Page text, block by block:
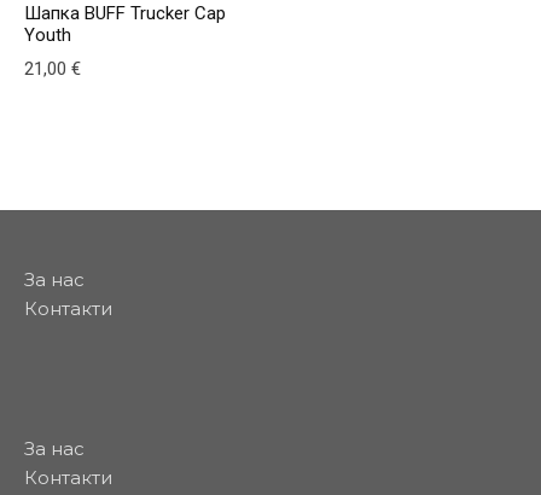
Шапка BUFF Trucker Cap
Youth
21,00 €
За нас
Контакти
За нас
Контакти